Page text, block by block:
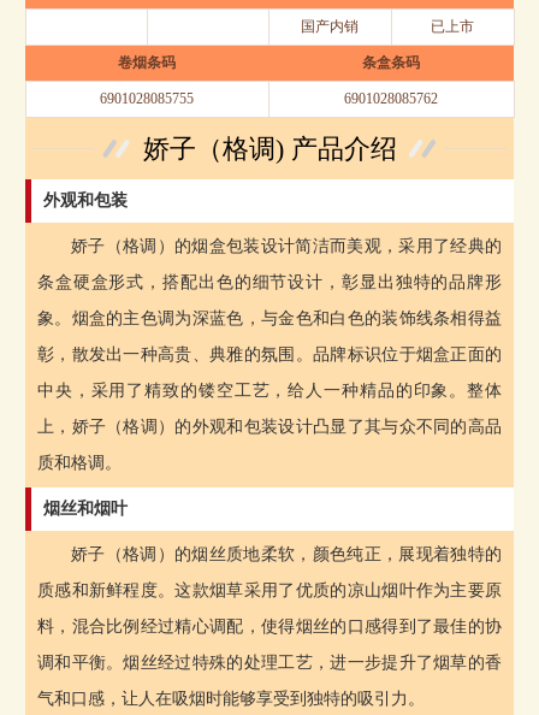
国产内销 已上市
卷烟条码 条盒条码
6901028085755 6901028085762
娇子（格调) 产品介绍
外观和包装
娇子（格调）的烟盒包装设计简洁而美观，采用了经典的
条盒硬盒形式，搭配出色的细节设计，彰显出独特的品牌形
象。烟盒的主色调为深蓝色，与金色和白色的装饰线条相得益
彰，散发出一种高贵、典雅的氛围。品牌标识位于烟盒正面的
中央，采用了精致的镂空工艺，给人一种精品的印象。整体
上，娇子（格调）的外观和包装设计凸显了其与众不同的高品
质和格调。
烟丝和烟叶
娇子（格调）的烟丝质地柔软，颜色纯正，展现着独特的
质感和新鲜程度。这款烟草采用了优质的凉山烟叶作为主要原
料，混合比例经过精心调配，使得烟丝的口感得到了最佳的协
调和平衡。烟丝经过特殊的处理工艺，进一步提升了烟草的香
气和口感，让人在吸烟时能够享受到独特的吸引力。